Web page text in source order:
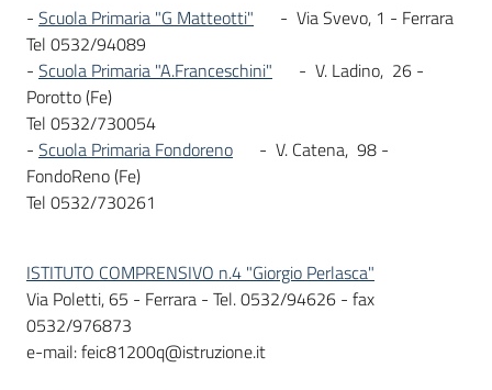
- Scuola Primaria "G Matteotti"
- Via Svevo, 1 - Ferrara
Tel 0532/94089
- Scuola Primaria "A.Franceschini"
- V. Ladino, 26 -
Porotto (Fe)
Tel 0532/730054
- Scuola Primaria Fondoreno
- V. Catena, 98 -
FondoReno (Fe)
Tel 0532/730261
ISTITUTO COMPRENSIVO n.4 "Giorgio Perlasca"
Via Poletti, 65 - Ferrara - Tel. 0532/94626 - fax
0532/976873
e-mail: feic81200q@istruzione.it